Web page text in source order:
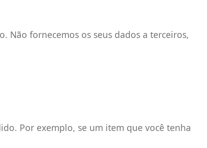
Não fornecemos os seus dados a terceiros,
Por exemplo, se um item que você tenha